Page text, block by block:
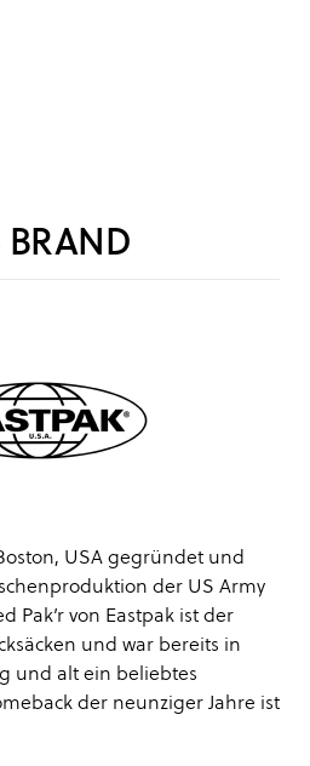
USA gegründet und
der US Army
Pak’r von Eastpak ist der
und war bereits in
und alt ein beliebtes
der neunziger Jahre ist